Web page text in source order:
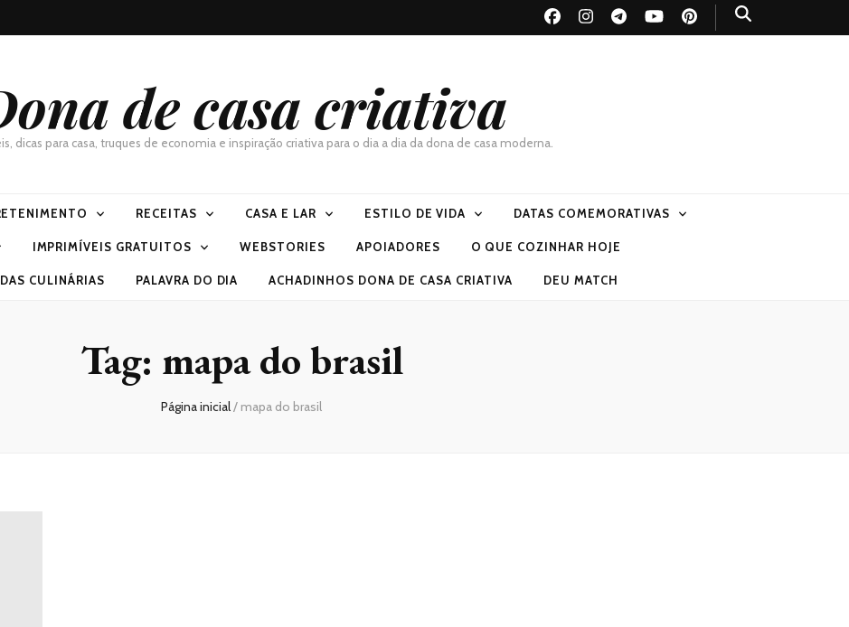
de casa criativa
dicas para casa, truques de economia e inspiração criativa para o dia a dia da dona de casa moderna.
RECEITAS CASA E LAR ESTILO DE VIDA DATAS COMEMORATIVAS
IMPRIMÍVEIS GRATUITOS WEBSTORIES APOIADORES O QUE COZINHAR HOJE
CULINÁRIAS PALAVRA DO DIA ACHADINHOS DONA DE CASA CRIATIVA DEU MATCH
Tag: mapa do brasil
Página inicial/ mapa do brasil